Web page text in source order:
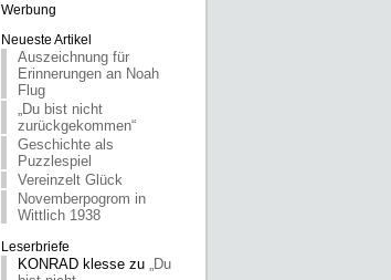
Werbung
Neueste Artikel
Auszeichnung für
Erinnerungen an Noah
Flug
„Du bist nicht
zurückgekommen“
Geschichte als
Puzzlespiel
Vereinzelt Glück
Novemberpogrom in
Wittlich 1938
Leserbriefe
KONRAD klesse zu „Du